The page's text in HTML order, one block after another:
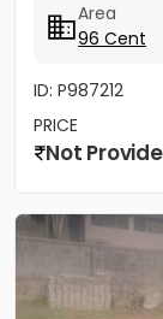
Area
96 Cent
ID: P987212
PRICE
Not